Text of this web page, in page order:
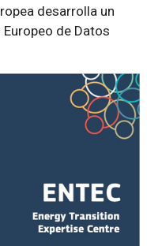
desarrolla un
de Datos